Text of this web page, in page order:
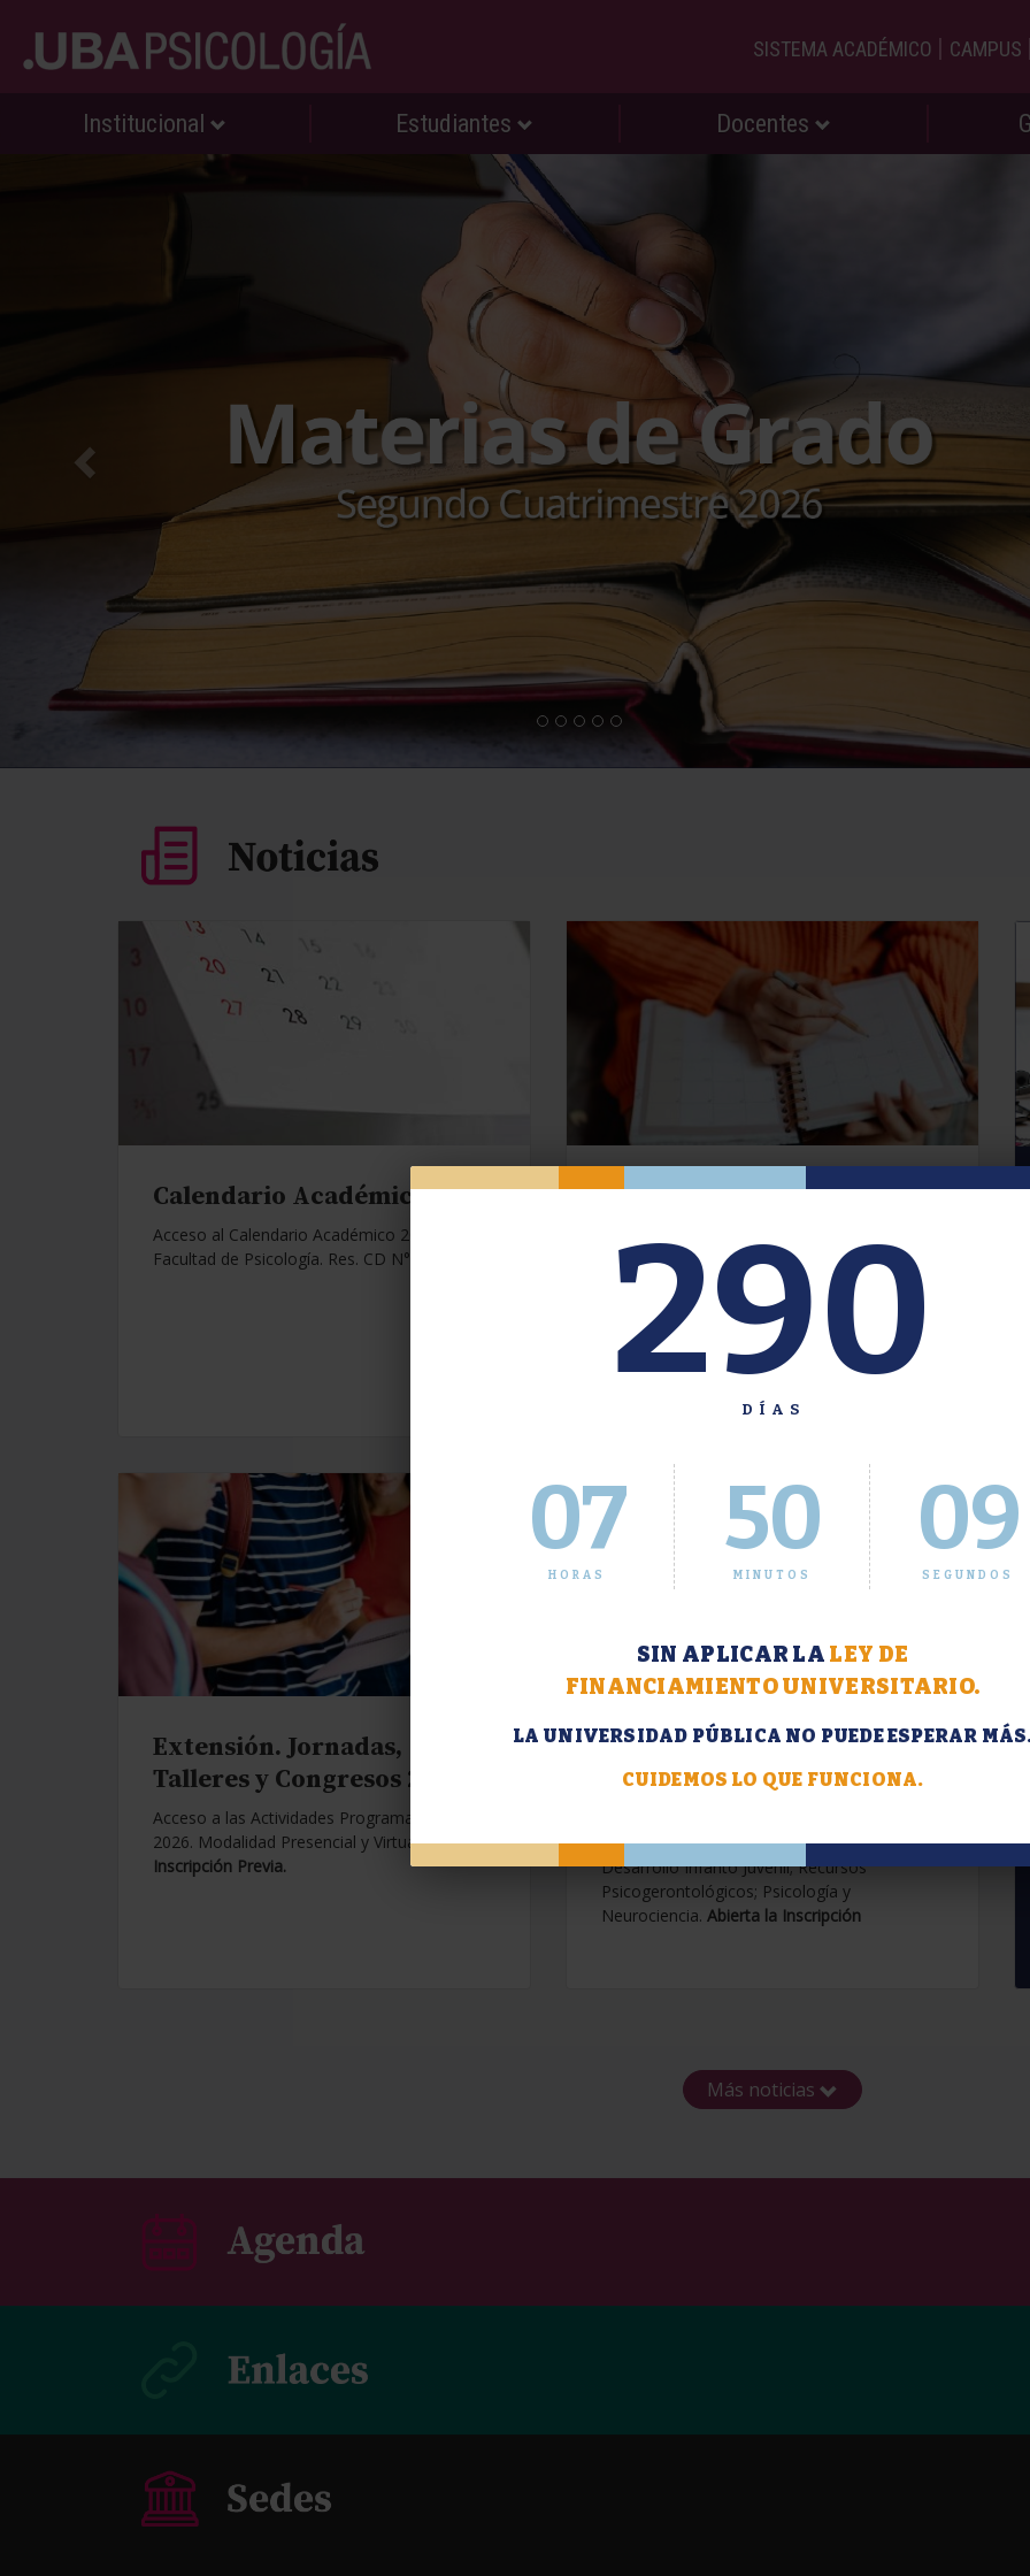
290
DÍAS
07
HORAS
50
MINUTOS
10
SEGUNDOS
SIN APLICAR LA LEY DE
FINANCIAMIENTO UNIVERSITARIO.
LA UNIVERSIDAD PÚBLICA NO PUEDE ESPERAR
CUIDEMOS LO QUE FUNCIONA.
SISTEMA ACADÉMICO | CAMPUS |
Institucional Estudiantes Docentes
Calendario Académico 2026.
Acceso al Calendario Académico 2026 de la
Facultad de Psicología. Res. CD N°1112/25.
Oferta de Grado. Segundo
Inscripción del 30 de julio al 4 de agosto a
través del Sistema Académico
Extensión. Jornadas,
Talleres y Congresos 2026.
Acceso a las Actividades Programadas para
2026. Modalidad Presencial y Virtual.Con
Inscripción Previa.
Extensión. Diplomaturas
2026.
Contemporáneas; Problemáticas en el
Desarrollo Infanto Juvenil; Recursos
Psicogerontológicos; Psicología y
Neurociencia. Abierta la Inscripción
Más noticias